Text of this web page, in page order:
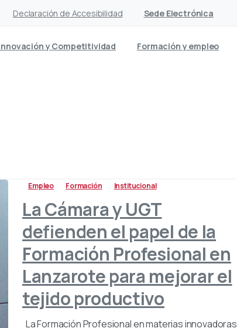
Declaración de Accesibilidad Sede Electrónica
y Competitividad Formación y empleo
Empleo Formación Institucional
La Cámara y UGT
defienden el papel de la
Formación Profesional en
Lanzarote para mejorar el
tejido productivo
La Formación Profesional en materias innovadoras